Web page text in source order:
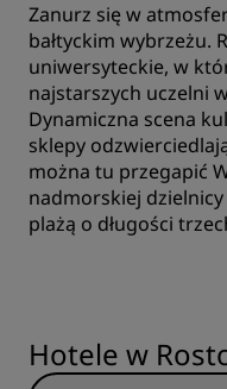
Zanurz się w
bałtyckim wybrzeżu.
uniwersyteckie, w
najstarszych uczelni
Dynamiczna scena
sklepy
można tu przegapić
nadmorskiej
plażą o długości
Hotele w